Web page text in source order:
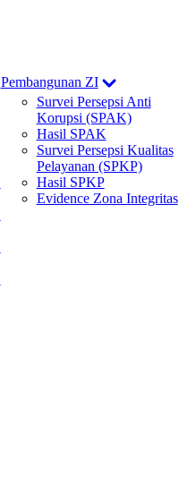
Pembangunan ZI
sub
menu
Survei Persepsi Anti
Korupsi (SPAK)
Hasil SPAK
Survei Persepsi Kualitas
Pelayanan (SPKP)
Hasil SPKP
Evidence Zona Integritas